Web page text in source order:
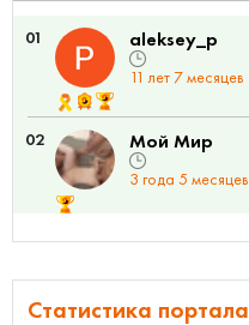
01 aleksey_p
11 лет 7 месяцев
02 Мой Мир
3 года 5 месяцев
Статистика портала